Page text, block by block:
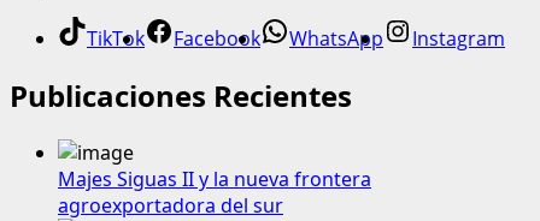
TikTok Facebook WhatsApp Instagram
Publicaciones Recientes
Majes Siguas II y la nueva frontera
agroexportadora del sur